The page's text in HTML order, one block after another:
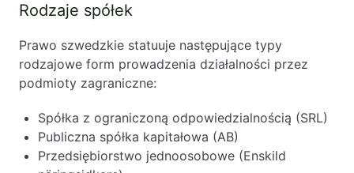
Rodzaje spółek
Prawo szwedzkie statuuje następujące typy
rodzajowe form prowadzenia działalności przez
podmioty zagraniczne:
Spółka z ograniczoną odpowiedzialnością (SRL)
Publiczna spółka kapitałowa (AB)
Przedsiębiorstwo jednoosobowe (Enskild